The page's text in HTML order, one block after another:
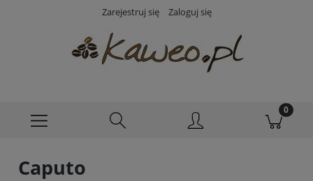
Zarejestruj się Zaloguj się
Caputo